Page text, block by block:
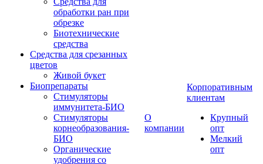
обработки ран при
обрезке
Биотехнические
средства
Средства для срезанных
цветов
Живой букет
Биопрепараты
Стимуляторы
иммунитета-БИО
Стимуляторы
корнеобразования-
БИО
Органические
удобрения со
О
компании
Корпоративным
клиентам
Крупный
опт
Мелкий
опт